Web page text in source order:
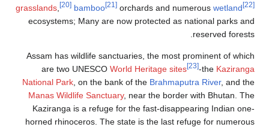
grasslands
bamboo orchards and numerouswetland
ecosystems; Many are now protected as national parks and
reserved forests.
Assam has wildlife sanctuaries, the most prominent of which
are two UNESCOWorld Heritage sites -theKaziranga
National Park , on the bank of theBrahmaputra River, and the
Manas Wildlife Sanctuary, near the border with Bhutan. The
Kaziranga is a refuge for the fast-disappearing Indian one-
horned rhinoceros. The state is the last refuge for numerous